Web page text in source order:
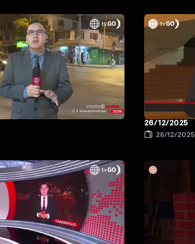
26/12/2025
26/12/2025